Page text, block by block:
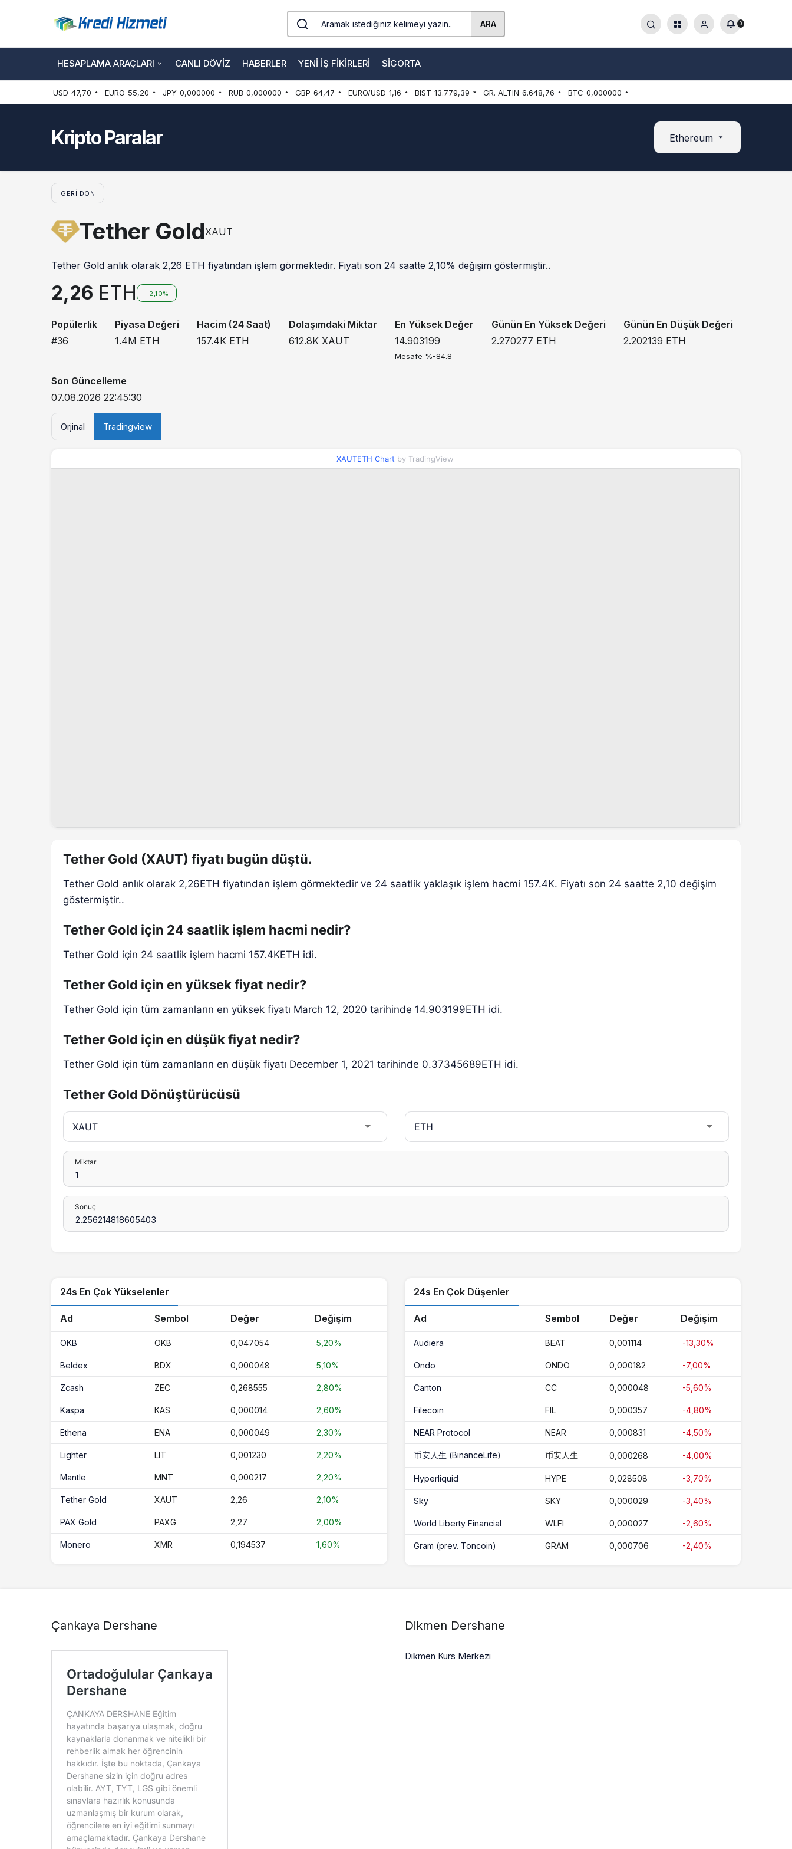
ARA 0
HESAPLAMA ARAÇLARI CANLI DÖVIZ HABERLER YENI İŞ FIKIRLERI SIGORTA
USD 47,70 EURO 55,20 JPY 0,000000 RUB 0,000000 GBP 64,47 EURO/USD 1,16 BIST 13.779,39 GR. ALTIN 6.648,76 BTC 0,000000
Kripto Paralar Ethereum
GERI DÖN
Tether GoldXAUT
Tether Gold anlık olarak 2,26 ETH fiyatından işlem görmektedir. Fiyatı son 24 saatte 2,10% değişim göstermiştir..
2,26 ETH +2,10%
Popülerlik
#36
Piyasa Değeri
1.4M ETH
Hacim (24 Saat)
157.4K ETH
Dolaşımdaki Miktar
612.8K XAUT
En Yüksek Değer
14.903199
Mesafe %-84.8
Günün En Yüksek Değeri
2.270277 ETH
Günün En Düşük Değeri
2.202139 ETH
Son Güncelleme
07.08.2026 22:45:30
Orjinal Tradingview
XAUTETH Chart by TradingView
Tether Gold (XAUT) fiyatı bugün düştü.
Tether Gold anlık olarak 2,26ETH fiyatından işlem görmektedir ve 24 saatlik yaklaşık işlem hacmi 157.4K. Fiyatı son 24 saatte 2,10 değişim
göstermiştir..
Tether Gold için 24 saatlik işlem hacmi nedir?
Tether Gold için 24 saatlik işlem hacmi 157.4KETH idi.
Tether Gold için en yüksek fiyat nedir?
Tether Gold için tüm zamanların en yüksek fiyatı March 12, 2020 tarihinde 14.903199ETH idi.
Tether Gold için en düşük fiyat nedir?
Tether Gold için tüm zamanların en düşük fiyatı December 1, 2021 tarihinde 0.37345689ETH idi.
Tether Gold Dönüştürücüsü
Miktar
Sonuç
24s En Çok Yükselenler
Ad Sembol Değer Değişim
OKB OKB 0,047054 5,20%
Beldex BDX 0,000048 5,10%
Zcash ZEC 0,268555 2,80%
Kaspa KAS 0,000014 2,60%
Ethena ENA 0,000049 2,30%
Lighter LIT 0,001230 2,20%
Mantle MNT 0,000217 2,20%
Tether Gold XAUT 2,26 2,10%
PAX Gold PAXG 2,27 2,00%
Monero XMR 0,194537 1,60%
24s En Çok Düşenler
Ad Sembol Değer Değişim
Audiera BEAT 0,001114 -13,30%
Ondo ONDO 0,000182 -7,00%
Canton CC 0,000048 -5,60%
Filecoin FIL 0,000357 -4,80%
NEAR Protocol NEAR 0,000831 -4,50%
币安人生 (BinanceLife) 币安人生 0,000268 -4,00%
Hyperliquid HYPE 0,028508 -3,70%
Sky SKY 0,000029 -3,40%
World Liberty Financial WLFI 0,000027 -2,60%
Gram (prev. Toncoin) GRAM 0,000706 -2,40%
Çankaya Dershane Dikmen Dershane
Dikmen Kurs Merkezi